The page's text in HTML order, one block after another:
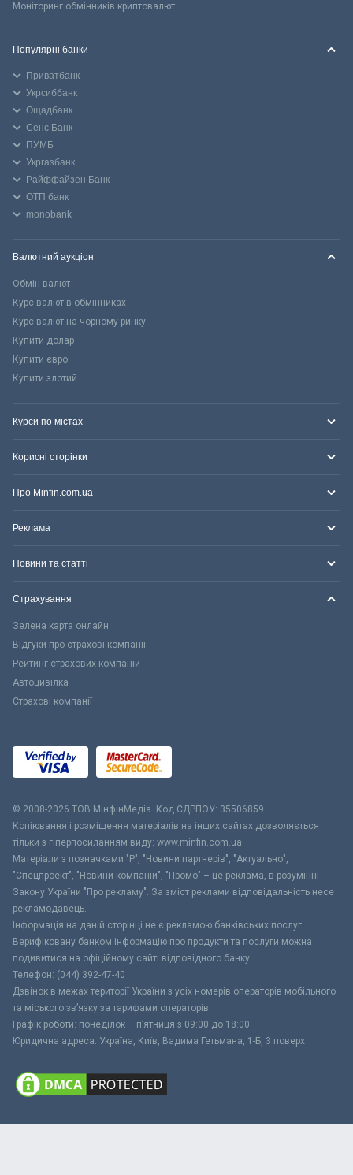
Моніторинг обмінників криптовалют
Популярні банки
Приватбанк
Укрсиббанк
Ощадбанк
Сенс Банк
ПУМБ
Укргазбанк
Райффайзен Банк
ОТП банк
monobank
Валютний аукціон
Обмін валют
Курс валют в обмінниках
Курс валют на чорному ринку
Купити долар
Купити євро
Купити злотий
Курси по містах
Корисні сторінки
Про Minfin.com.ua
Реклама
Новини та статті
Страхування
Зелена карта онлайн
Відгуки про страхові компанії
Рейтинг страхових компаній
Автоцивілка
Страхові компанії
© 2008-2026 ТОВ МiнфiнМедiа. Код ЄДРПОУ: 35506859
Копіювання і розміщення матеріалів на інших сайтах дозволяється
тільки з гіперпосиланням виду: www.minfin.com.ua
Матеріали з позначками "Р", "Новини партнерів", "Актуально",
"Спецпроект", "Новини компаній", "Промо" – це реклама, в розумінні
Закону України "Про рекламу". За зміст реклами відповідальність несе
рекламодавець.
Інформація на даній сторінці не є рекламою банківських послуг.
Верифіковану банком інформацію про продукти та послуги можна
подивитися на офіційному сайті відповідного банку.
Телефон: (044) 392-47-40
Дзвінок в межах території України з усіх номерів операторів мобільного
та міського зв’язку за тарифами операторів
Графік роботи: понеділок – п’ятниця з 09:00 до 18:00
Юридична адреса: Україна, Київ, Вадима Гетьмана, 1-Б, 3 поверх